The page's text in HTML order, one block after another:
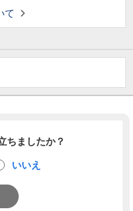
て
ちましたか？
いいえ